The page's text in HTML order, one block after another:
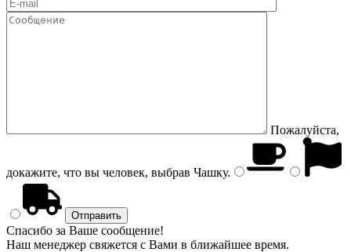
Пожалуйста,
докажите, что вы человек, выбрав Чашку.
Спасибо за Ваше сообщение!
Наш менеджер свяжется с Вами в ближайшее время.